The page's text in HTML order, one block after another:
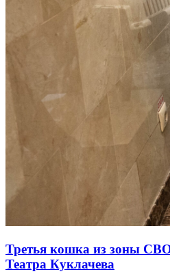
Третья кошка из зоны СВО
Театра Куклачева